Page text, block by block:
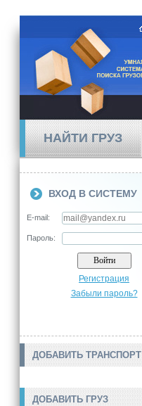
НАЙТИ ГРУЗ
ВХОД В СИСТЕМУ
E-mail:
Пароль:
Регистрация
Забыли пароль?
ДОБАВИТЬ ТРАНСПОРТ
ДОБАВИТЬ ГРУЗ